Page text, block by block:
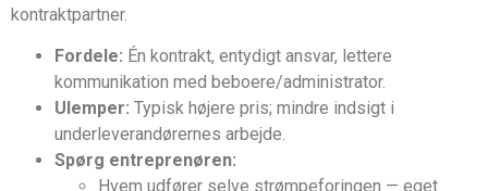
kontraktpartner.
Fordele: Én kontrakt, entydigt ansvar, lettere
kommunikation med beboere/administrator.
Ulemper: Typisk højere pris; mindre indsigt i
underleverandørernes arbejde.
Spørg entreprenøren:
Hvem udfører selve strømpeforingen — eget